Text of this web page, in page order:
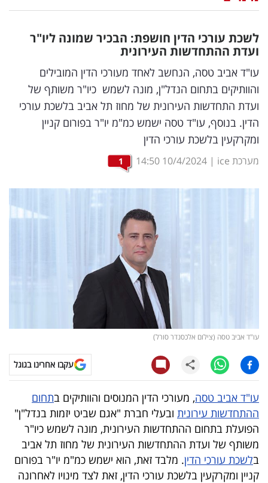
דיגיטל
וטק
שיווק
ופרסום
משפט
ומחקרים
דעות
עסקי
ספורט
קריירה
ולימודים
מינויים
לשכת עורכי הדין חושפת: הבכיר שמונה ליו"ר
ועדת ההתחדשות העירונית
עו"ד אביב טסה, הנחשב לאחד מעורכי הדין המובילים
והוותיקים בתחום הנדל"ן, מונה לשמש כיו"ר משותף של
ועדת התחדשות העירונית של מחוז תל אביב בלשכת עורכי
הדין. בנוסף, עו"ד טסה ישמש כמ"מ יו"ר בפורום קניין
ומקרקעין בלשכת עורכי הדין
מערכת ice |
10/4/2024
14:50
1
עו"ד אביב טסה (צילום אלכסנדר סורל)
עקבו אחרינו בגוגל
עו"ד אביב טסה, מעורכי הדין המנוסים והוותיקים בתחום
ההתחדשות עירונית ובעלי חברת "אגם שביט יזמות בנדל"ן"
הפועלת בתחום ההתחדשות העירונית, מונה לשמש כיו"ר
משותף של ועדת ההתחדשות העירונית של מחוז תל אביב
בלשכת עורכי הדין. מלבד זאת, הוא ישמש כמ"מ יו"ר בפורום
קניין ומקרקעין בלשכת עורכי הדין, זאת לצד מינויו לאחרונה